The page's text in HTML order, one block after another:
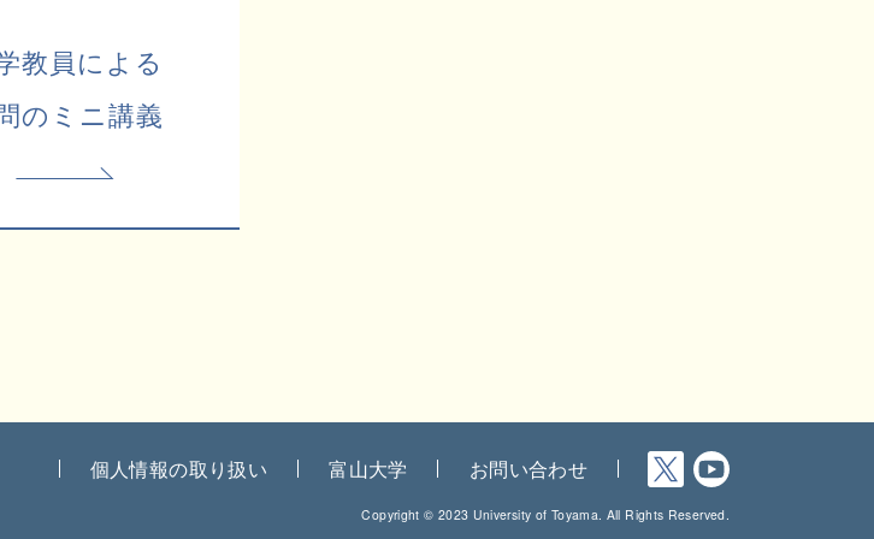
教員による
のミニ講義
個人情報の取り扱い 富山大学 お問い合わせ
Copyright © 2023 University of Toyama. All Rights Reserved.